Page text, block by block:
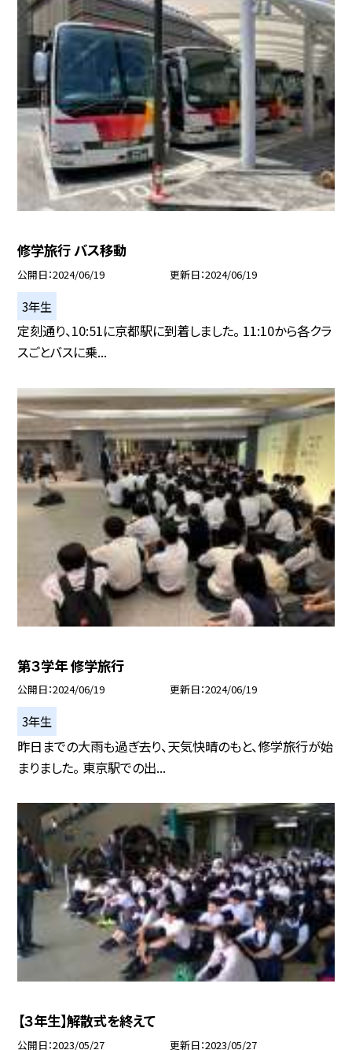
修学旅行 バス移動
公開日 2024/06/19 更新日 2024/06/19
3年生
定刻通り、10:51に京都駅に到着しました。 11:10から各クラ
スごとバスに乗...
第３学年 修学旅行
公開日 2024/06/19 更新日 2024/06/19
3年生
昨日までの大雨も過ぎ去り、天気快晴のもと、修学旅行が始
まりました。 東京駅での出...
【３年生】解散式を終えて
公開日 2023/05/27 更新日 2023/05/27